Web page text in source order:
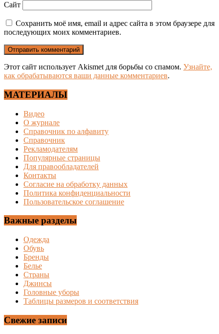
Сайт
Сохранить моё имя, email и адрес сайта в этом браузере для
последующих моих комментариев.
Этот сайт использует Akismet для борьбы со спамом. Узнайте,
как обрабатываются ваши данные комментариев.
МАТЕРИАЛЫ
Видео
О журнале
Справочник по алфавиту
Справочник
Рекламодателям
Популярные страницы
Для правообладателей
Контакты
Согласие на обработку данных
Политика конфиденциальности
Пользовательское соглашение
Важные разделы
Одежда
Обувь
Бренды
Белье
Страны
Джинсы
Головные уборы
Таблицы размеров и соответствия
Свежие записи